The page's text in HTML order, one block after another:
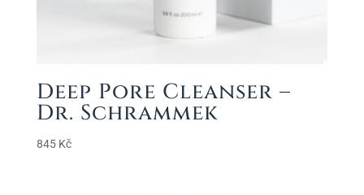
Deep Pore Cleanser –
Dr. Schrammek
845 Kč